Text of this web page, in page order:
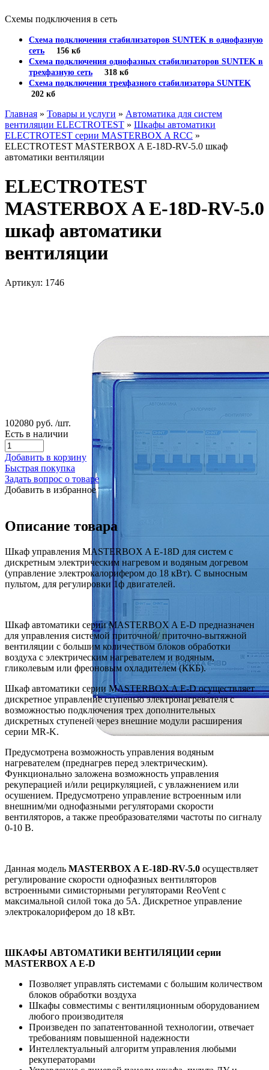
Схемы подключения в сеть
Схема подключения стабилизаторов SUNTEK в однофазную
сеть 156 кб
Схема подключения однофазных стабилизаторов SUNTEK в
трехфазную сеть 318 кб
Схема подключения трехфазного стабилизатора SUNTEK
202 кб
Главная » Товары и услуги » Автоматика для систем
вентиляции ELECTROTEST » Шкафы автоматики
ELECTROTEST серии MASTERBOX A RCC »
ELECTROTEST MASTERBOX A E-18D-RV-5.0 шкаф
автоматики вентиляции
ELECTROTEST
MASTERBOX A E-18D-RV-5.0
шкаф автоматики
вентиляции
Артикул: 1746
102080 руб. /шт.
Есть в наличии
Добавить в корзину
Быстрая покупка
Задать вопрос о товаре
Добавить в избранное
Описание товара
Шкаф управления MASTERBOX A E-18D для систем с
дискретным электрическим нагревом и водяным догревом
(управление электрокалорифером до 18 кВт). С выносным
пультом, для регулировки 1ф двигателей.
Шкаф автоматики серии MASTERBOX A E-D предназначен
для управления системой приточной/ приточно-вытяжной
вентиляции с большим количеством блоков обработки
воздуха с электрическим нагревателем и водяным,
гликолевым или фреоновым охладителем (ККБ).
Шкаф автоматики серии MASTERBOX A E-D осуществляет
дискретное управление ступенью электронагревателя с
возможностью подключения трех дополнительных
дискретных ступеней через внешние модули расширения
серии MR-K.
Предусмотрена возможность управления водяным
нагревателем (преднагрев перед электрическим).
Функционально заложена возможность управления
рекуперацией и/или рециркуляцией, c увлажнением или
осушением. Предусмотрено управление встроенным или
внешним/ми однофазными регуляторами скорости
вентиляторов, а также преобразователями частоты по сигналу
0-10 В.
Данная модель MASTERBOX A E-18D-RV-5.0 осуществляет
регулирование скорости однофазных вентиляторов
встроенными симисторными регуляторами ReoVent с
максимальной силой тока до 5А. Дискретное управление
электрокалорифером до 18 кВт.
ШКАФЫ АВТОМАТИКИ ВЕНТИЛЯЦИИ серии
MASTERBOX A E-D
Позволяет управлять системами с большим количеством
блоков обработки воздуха
Шкафы совместимы с вентиляционным оборудованием
любого производителя
Произведен по запатентованной технологии, отвечает
требованиям повышенной надежности
Интеллектуальный алгоритм управления любыми
рекуператорами